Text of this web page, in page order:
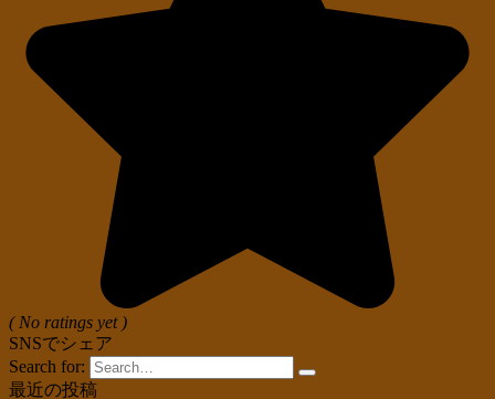
( No ratings yet )
SNSでシェア
Search for:
最近の投稿